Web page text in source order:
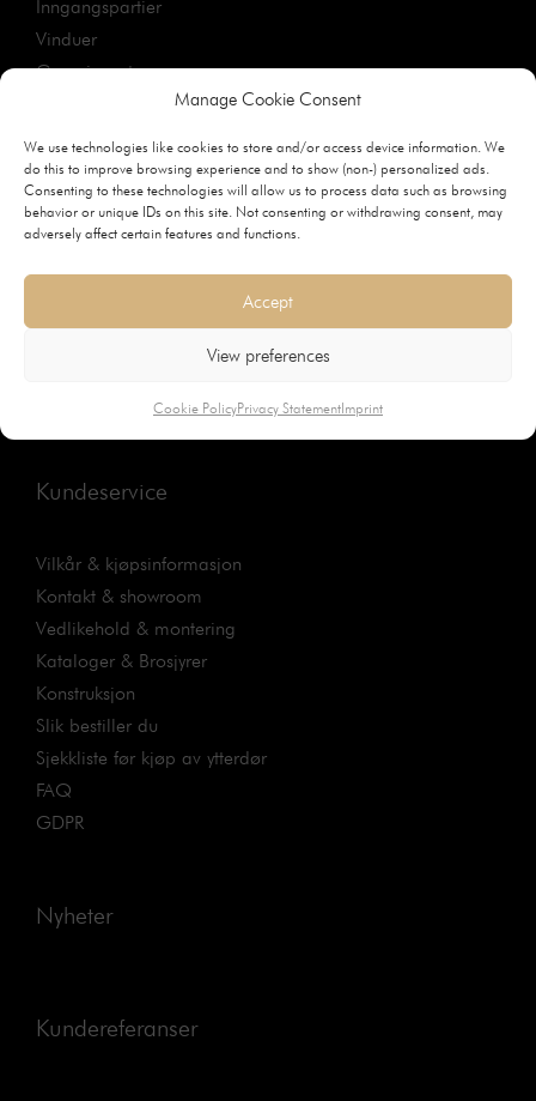
Manage Cookie Consent
We use technologies like cookies to store and/or access device information. We
do this to improve browsing experience and to show (non-) personalized ads.
Consenting to these technologies will allow us to process data such as browsing
behavior or unique IDs on this site. Not consenting or withdrawing consent, may
adversely affect certain features and functions.
Accept
View preferences
Cookie PolicyPrivacy StatementImprint
Inngangspartier
Vinduer
Garasjeporter
Om Bovalls
Håndverket
Bærekraftig utvikling
Kundeservice
Vilkår & kjøpsinformasjon
Kontakt & showroom
Vedlikehold & montering
Kataloger & Brosjyrer
Konstruksjon
Slik bestiller du
Sjekkliste før kjøp av ytterdør
FAQ
GDPR
Nyheter
Kundereferanser